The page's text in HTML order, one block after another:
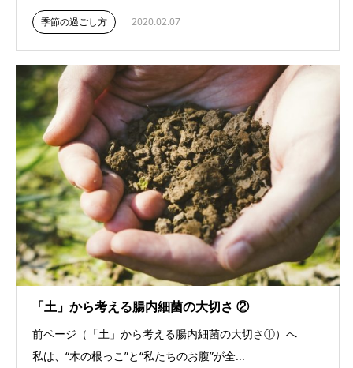
季節の過ごし方 2020.02.07
「土」から考える腸内細菌の大切さ ②
前ページ（「土」から考える腸内細菌の大切さ①）へ
私は、“木の根っこ”と“私たちのお腹”が全...